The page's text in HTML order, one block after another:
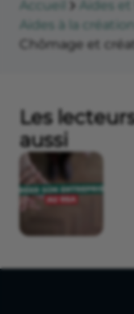
Accueil
Aides
Aides à la
Chômage et
Les
aussi